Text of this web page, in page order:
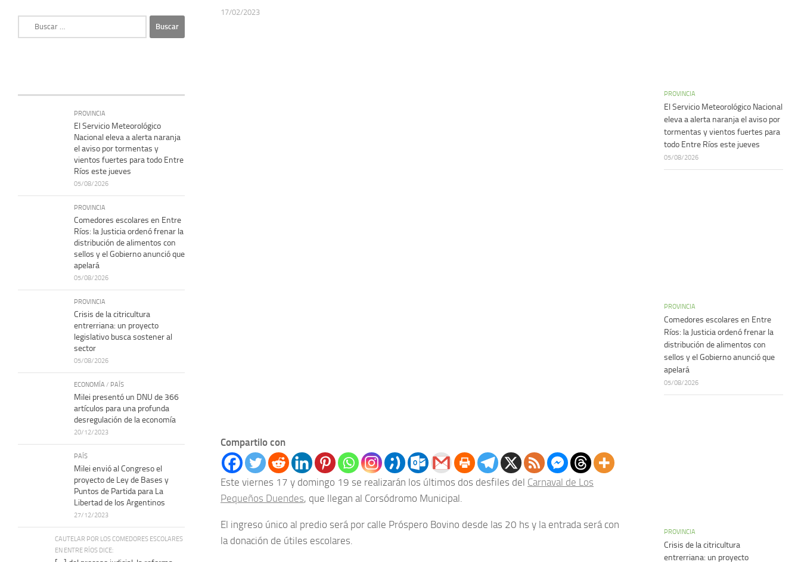
17/02/2023
Compartilo con
Este viernes 17 y domingo 19 se realizarán los últimos dos desfiles del Carnaval de Los
Pequeños Duendes, que llegan al Corsódromo Municipal.
El ingreso único al predio será por calle Próspero Bovino desde las 20 hs y la entrada será con
la donación de útiles escolares.
PROVINCIA
El Servicio Meteorológico
Nacional eleva a alerta naranja
el aviso por tormentas y
vientos fuertes para todo Entre
Ríos este jueves
05/08/2026
PROVINCIA
Comedores escolares en Entre
Ríos: la Justicia ordenó frenar la
distribución de alimentos con
sellos y el Gobierno anunció que
apelará
05/08/2026
PROVINCIA
Crisis de la citricultura
entrerriana: un proyecto
legislativo busca sostener al
sector
05/08/2026
ECONOMÍA / PAÍS
Milei presentó un DNU de 366
artículos para una profunda
desregulación de la economía
20/12/2023
PAÍS
Milei envió al Congreso el
proyecto de Ley de Bases y
Puntos de Partida para La
Libertad de los Argentinos
27/12/2023
CAUTELAR POR LOS COMEDORES ESCOLARES
EN ENTRE RÍOS DICE:
PROVINCIA
El Servicio Meteorológico Nacional
eleva a alerta naranja el aviso por
tormentas y vientos fuertes para
todo Entre Ríos este jueves
05/08/2026
PROVINCIA
Comedores escolares en Entre
Ríos: la Justicia ordenó frenar la
distribución de alimentos con
sellos y el Gobierno anunció que
apelará
05/08/2026
PROVINCIA
Crisis de la citricultura
entrerriana: un proyecto